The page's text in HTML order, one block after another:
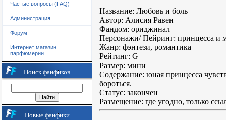
Частые вопросы (FAQ)
Администрация
Форум
Интернет магазин
парфюмерии
Поиск фанфиков
Новые фанфики
Название: Любовь и боль
Автор: Алисия Равен
Фандом: ориджинал
Персонажи/ Пейринг: принцесса и
Жанр: фэнтези, романтика
Рейтинг: G
Размер: мини
Содержание: юная принцесса
бороться.
Статус: закончен
Размещение: где угодно, только